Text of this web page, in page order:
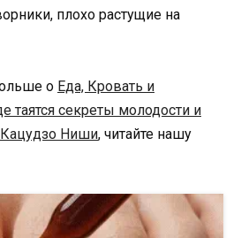
плохо растущие на
о Еда, Кровать и
таятся секреты молодости и
Ниши, читайте нашу